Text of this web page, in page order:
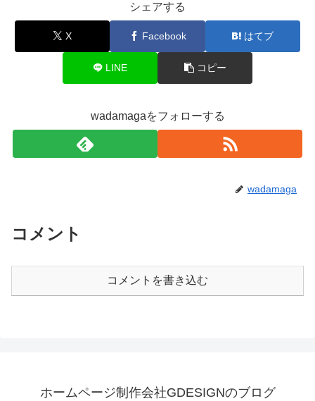
シェアする
X Facebook はてブ
LINE コピー
wadamagaをフォローする
wadamaga
コメント
コメントを書き込む
ホームページ制作会社GDESIGNのブログ